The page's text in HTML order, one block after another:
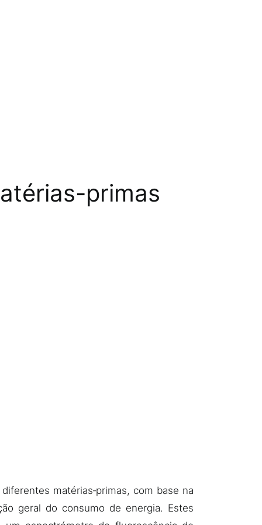
primas
matérias‑primas, com base na
geral do consumo de energia. Estes